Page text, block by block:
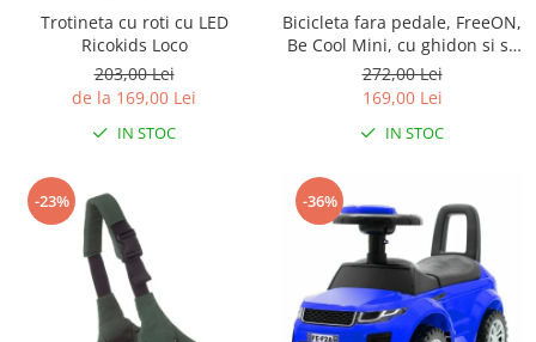
Trotineta cu roti cu LED
Ricokids Loco
203,00 Lei
de la 169,00 Lei
IN STOC
Bicicleta fara pedale, FreeON,
Be Cool Mini, cu ghidon si sa
reglabile, Roti din EVA, Pana
in 30 Kg, Roti 8 inch, 12 luni+,
Alb
272,00 Lei
169,00 Lei
IN STOC
-23% -36%